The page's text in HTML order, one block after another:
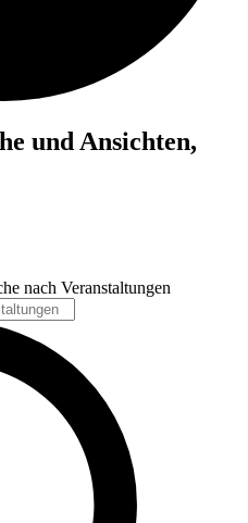
und Ansichten,
nach Veranstaltungen